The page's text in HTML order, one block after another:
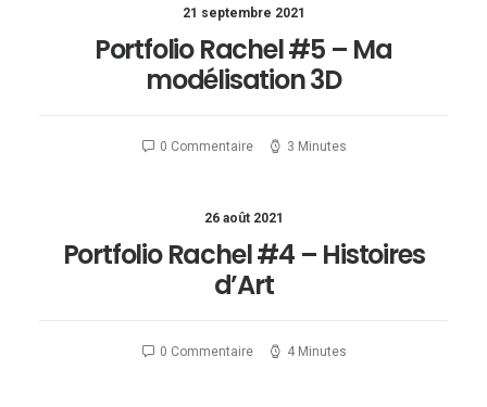
21 septembre 2021
Portfolio Rachel #5 – Ma
modélisation 3D
0 Commentaire 3 Minutes
26 août 2021
Portfolio Rachel #4 – Histoires
d’Art
0 Commentaire 4 Minutes